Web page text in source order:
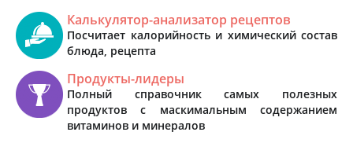
Калькулятор-анализатор рецептов
Посчитает калорийность и химический состав
блюда, рецепта
Продукты-лидеры
Полный справочник самых полезных
продуктов с маскимальным содержанием
витаминов и минералов